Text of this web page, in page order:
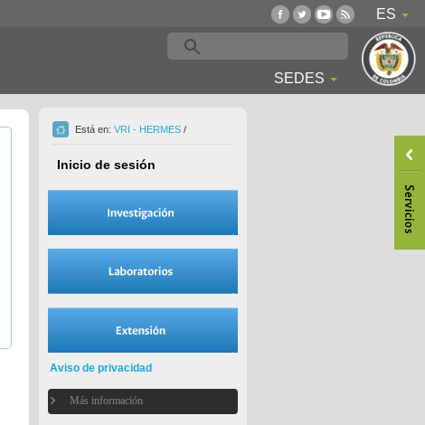
ES
SEDES
Está en: VRI - HERMES /
Inicio de sesión
Aviso de privacidad
Más información